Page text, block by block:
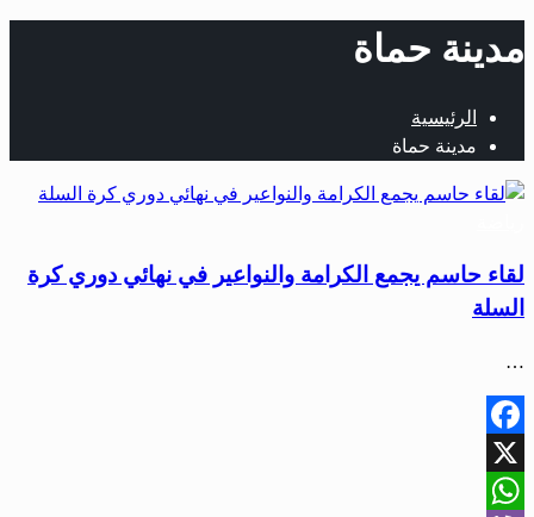
مدينة حماة
الرئيسية
مدينة حماة
لقاء حاسم يجمع الكرامة والنواعير في نهائي دوري كرة
السلة
…
Facebook
X